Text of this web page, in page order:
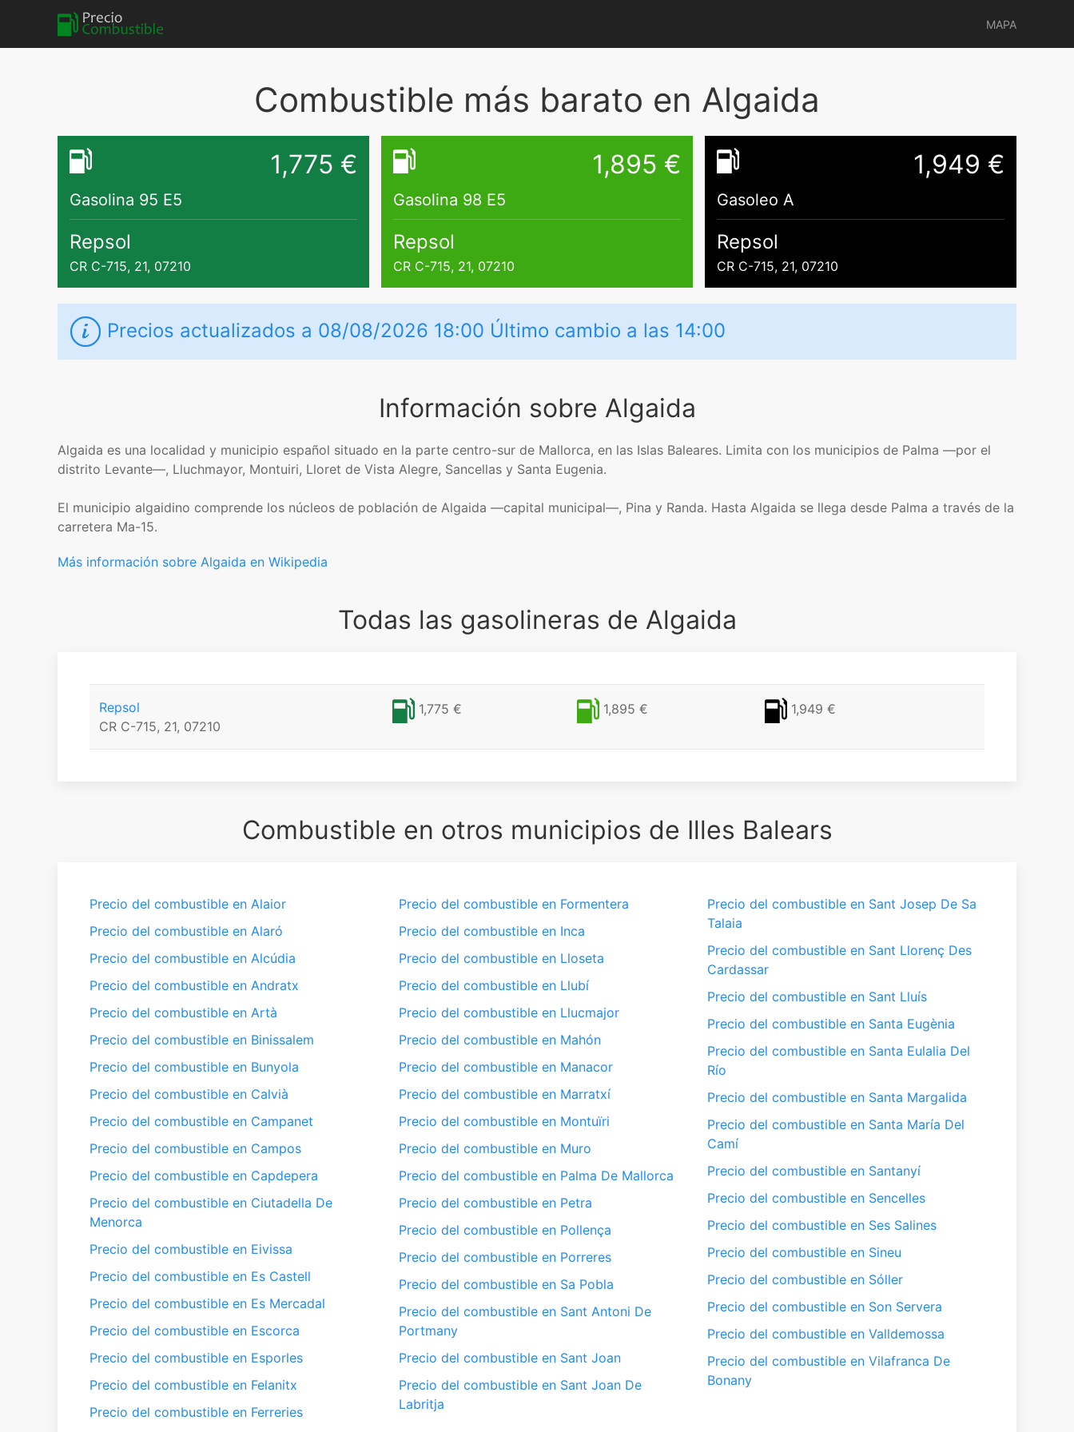
MAPA
Combustible más barato en Algaida
1,775 €
Gasolina 95 E5
Repsol
CR C-715, 21, 07210
1,895 €
Gasolina 98 E5
Repsol
CR C-715, 21, 07210
1,949 €
Gasoleo A
Repsol
CR C-715, 21, 07210
Precios actualizados a 08/08/2026 18:00 Último cambio a las 14:00
Información sobre Algaida
Algaida es una localidad y municipio español situado en la parte centro-sur de Mallorca, en las Islas Baleares. Limita con los municipios de Palma —por el
distrito Levante—, Lluchmayor, Montuiri, Lloret de Vista Alegre, Sancellas y Santa Eugenia.
El municipio algaidino comprende los núcleos de población de Algaida —capital municipal—, Pina y Randa. Hasta Algaida se llega desde Palma a través de la
carretera Ma-15.
Más información sobre Algaida en Wikipedia
Todas las gasolineras de Algaida
Repsol
CR C-715, 21, 07210
1,775 € 1,895 € 1,949 €
Combustible en otros municipios de Illes Balears
Precio del combustible en Alaior
Precio del combustible en Alaró
Precio del combustible en Alcúdia
Precio del combustible en Andratx
Precio del combustible en Artà
Precio del combustible en Binissalem
Precio del combustible en Bunyola
Precio del combustible en Calvià
Precio del combustible en Campanet
Precio del combustible en Campos
Precio del combustible en Capdepera
Precio del combustible en Ciutadella De
Menorca
Precio del combustible en Eivissa
Precio del combustible en Es Castell
Precio del combustible en Es Mercadal
Precio del combustible en Escorca
Precio del combustible en Esporles
Precio del combustible en Felanitx
Precio del combustible en Ferreries
Precio del combustible en Formentera
Precio del combustible en Inca
Precio del combustible en Lloseta
Precio del combustible en Llubí
Precio del combustible en Llucmajor
Precio del combustible en Mahón
Precio del combustible en Manacor
Precio del combustible en Marratxí
Precio del combustible en Montuïri
Precio del combustible en Muro
Precio del combustible en Palma De Mallorca
Precio del combustible en Petra
Precio del combustible en Pollença
Precio del combustible en Porreres
Precio del combustible en Sa Pobla
Precio del combustible en Sant Antoni De
Portmany
Precio del combustible en Sant Joan
Precio del combustible en Sant Joan De
Labritja
Precio del combustible en Sant Josep De Sa
Talaia
Precio del combustible en Sant Llorenç Des
Cardassar
Precio del combustible en Sant Lluís
Precio del combustible en Santa Eugènia
Precio del combustible en Santa Eulalia Del
Río
Precio del combustible en Santa Margalida
Precio del combustible en Santa María Del
Camí
Precio del combustible en Santanyí
Precio del combustible en Sencelles
Precio del combustible en Ses Salines
Precio del combustible en Sineu
Precio del combustible en Sóller
Precio del combustible en Son Servera
Precio del combustible en Valldemossa
Precio del combustible en Vilafranca De
Bonany